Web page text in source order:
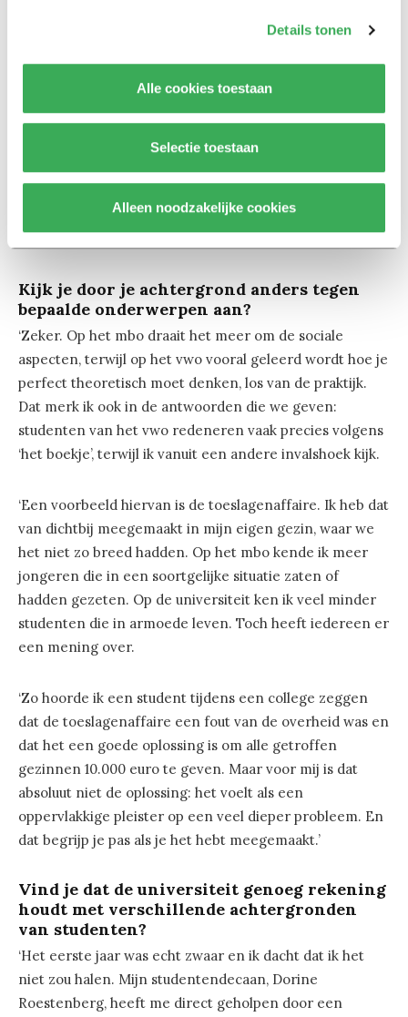
Details tonen
Alle cookies toestaan
Selectie toestaan
Alleen noodzakelijke cookies
Begrippenlijsten bijhouden en
‘Ook op het gebied van denken zag ik een verschil. Op
het vwo leren studenten vaak al hoe ze
wetenschappelijk moeten redeneren, bijvoorbeeld door
oorzaak-gevolgrelaties te herkennen. Voor mij voelde
moeiteloos verbanden zagen, had ik meer tijd nodig om
Kijk je door je achtergrond anders tegen
bepaalde onderwerpen aan?
‘Zeker. Op het mbo draait het meer om de sociale
aspecten, terwijl op het vwo vooral geleerd wordt hoe je
perfect theoretisch moet denken, los van de praktijk.
Dat merk ik ook in de antwoorden die we geven:
studenten van het vwo redeneren vaak precies volgens
‘het boekje’, terwijl ik vanuit een andere invalshoek kijk.
‘Een voorbeeld hiervan is de toeslagenaffaire. Ik heb dat
van dichtbij meegemaakt in mijn eigen gezin, waar we
het niet zo breed hadden. Op het mbo kende ik meer
jongeren die in een soortgelijke situatie zaten of
hadden gezeten. Op de universiteit ken ik veel minder
studenten die in armoede leven. Toch heeft iedereen er
een mening over.
‘Zo hoorde ik een student tijdens een college zeggen
dat de toeslagenaffaire een fout van de overheid was en
dat het een goede oplossing is om alle getroffen
gezinnen 10.000 euro te geven. Maar voor mij is dat
absoluut niet de oplossing: het voelt als een
oppervlakkige pleister op een veel dieper probleem. En
dat begrijp je pas als je het hebt meegemaakt.’
Vind je dat de universiteit genoeg rekening
houdt met verschillende achtergronden
van studenten?
‘Het eerste jaar was echt zwaar en ik dacht dat ik het
niet zou halen. Mijn studentendecaan, Dorine
Roestenberg, heeft me direct geholpen door een